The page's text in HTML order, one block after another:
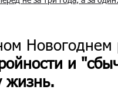
и
жизнь.